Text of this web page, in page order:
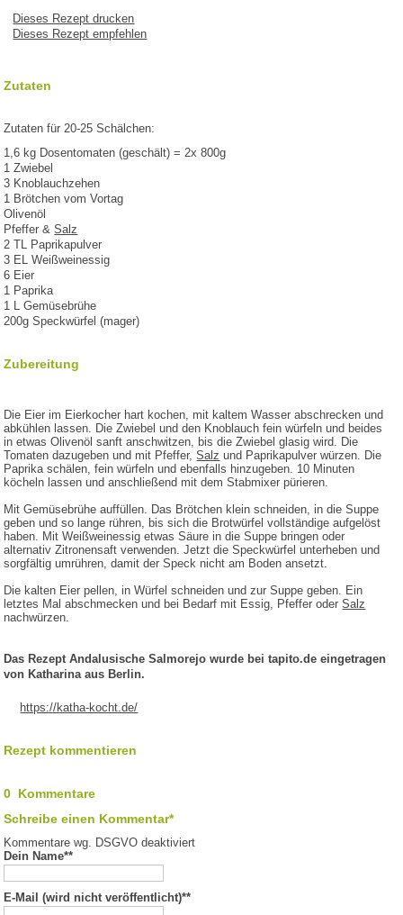
Dieses Rezept drucken
Dieses Rezept empfehlen
Zutaten
Zutaten für 20-25 Schälchen:
1,6 kg Dosentomaten (geschält) = 2x 800g
1 Zwiebel
3 Knoblauchzehen
1 Brötchen vom Vortag
Olivenöl
Pfeffer &Salz
2 TL Paprikapulver
3 EL Weißweinessig
6 Eier
1 Paprika
1 L Gemüsebrühe
200g Speckwürfel (mager)
Zubereitung
Die Eier im Eierkocher hart kochen, mit kaltem Wasser abschrecken und
abkühlen lassen. Die Zwiebel und den Knoblauch fein würfeln und beides
in etwas Olivenöl sanft anschwitzen, bis die Zwiebel glasig wird. Die
Tomaten dazugeben und mit Pfeffer,Salz und Paprikapulver würzen. Die
Paprika schälen, fein würfeln und ebenfalls hinzugeben. 10 Minuten
köcheln lassen und anschließend mit dem Stabmixer pürieren.
Mit Gemüsebrühe auffüllen. Das Brötchen klein schneiden, in die Suppe
geben und so lange rühren, bis sich die Brotwürfel vollständige aufgelöst
haben. Mit Weißweinessig etwas Säure in die Suppe bringen oder
alternativ Zitronensaft verwenden. Jetzt die Speckwürfel unterheben und
sorgfältig umrühren, damit der Speck nicht am Boden ansetzt.
Die kalten Eier pellen, in Würfel schneiden und zur Suppe geben. Ein
letztes Mal abschmecken und bei Bedarf mit Essig, Pfeffer oderSalz
nachwürzen.
Das Rezept Andalusische Salmorejo wurde bei tapito.de eingetragen
von Katharina aus Berlin.
https://katha-kocht.de/
Rezept kommentieren
0 Kommentare
Schreibe einen Kommentar*
Kommentare wg. DSGVO deaktiviert
Dein Name**
E-Mail (wird nicht veröffentlicht)**